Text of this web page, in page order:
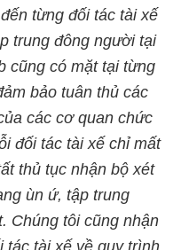
từng đối tác tài xế
trung đông người tại
cũng có mặt tại từng
bảo tuân thủ các
các cơ quan chức
đối tác tài xế chỉ mất
thủ tục nhận bộ xét
ùn ứ, tập trung
Chúng tôi cũng nhận